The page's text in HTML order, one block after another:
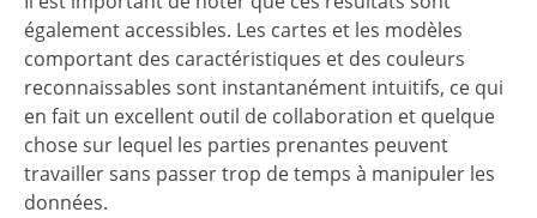
également accessibles. Les cartes et les modèles
comportant des caractéristiques et des couleurs
reconnaissables sont instantanément intuitifs, ce qui
en fait un excellent outil de collaboration et quelque
chose sur lequel les parties prenantes peuvent
travailler sans passer trop de temps à manipuler les
données.